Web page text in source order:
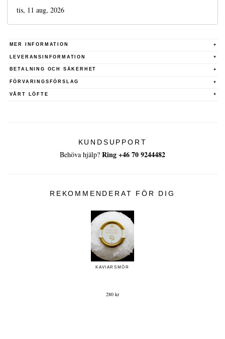
tis, 11 aug, 2026
MER INFORMATION
LEVERANSINFORMATION
BETALNING OCH SÄKERHET
FÖRVARINGSFÖRSLAG
VÅRT LÖFTE
KUNDSUPPORT
Behöva hjälp? Ring +46 70 9244482
REKOMMENDERAT FÖR DIG
KAVIARSMÖR
280 kr